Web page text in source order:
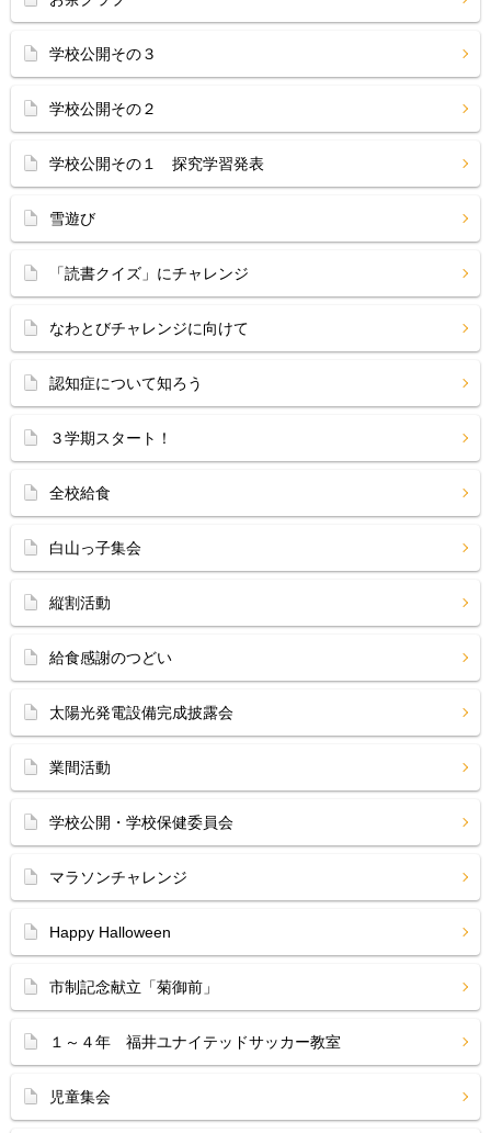
学校公開その３
学校公開その２
学校公開その１ 探究学習発表
雪遊び
「読書クイズ」にチャレンジ
なわとびチャレンジに向けて
認知症について知ろう
３学期スタート！
全校給食
白山っ子集会
縦割活動
給食感謝のつどい
太陽光発電設備完成披露会
業間活動
学校公開・学校保健委員会
マラソンチャレンジ
Happy Halloween
市制記念献立「菊御前」
１～４年 福井ユナイテッドサッカー教室
児童集会